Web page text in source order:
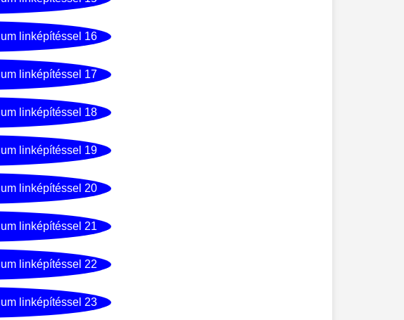
linképítéssel 16
linképítéssel 17
linképítéssel 18
linképítéssel 19
linképítéssel 20
linképítéssel 21
linképítéssel 22
linképítéssel 23